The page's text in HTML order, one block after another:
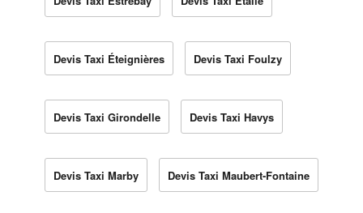
Devis Taxi Éteignières Devis Taxi Foulzy
Devis Taxi Girondelle Devis Taxi Havys
Devis Taxi Marby Devis Taxi Maubert-Fontaine